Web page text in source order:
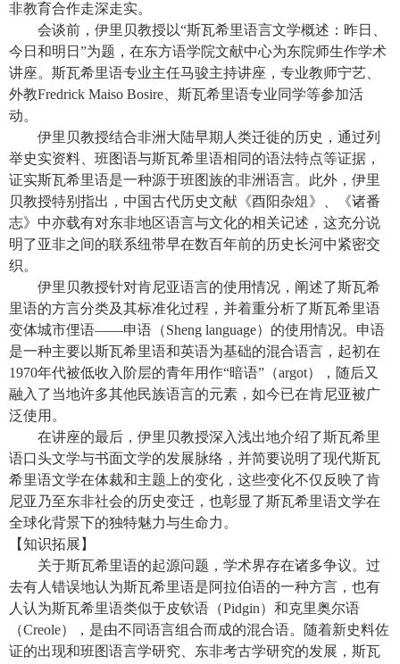
非教育合作走深走实。
会谈前，伊里贝教授以“斯瓦希里语言文学概述：昨日、
今日和明日”为题，在东方语学院文献中心为东院师生作学术
讲座。斯瓦希里语专业主任马骏主持讲座，专业教师宁艺、
外教Fredrick Maiso Bosire 、斯瓦希里语专业同学等参加活
动。
伊里贝教授结合非洲大陆早期人类迁徙的历史，通过列
举史实资料、班图语与斯瓦希里语相同的语法特点等证据，
证实斯瓦希里语是一种源于班图族的非洲语言。此外，伊里
贝教授特别指出，中国古代历史文献《酉阳杂俎》、《诸番
志》中亦载有对东非地区语言与文化的相关记述，这充分说
明了亚非之间的联系纽带早在数百年前的历史长河中紧密交
织。
伊里贝教授针对肯尼亚语言的使用情况，阐述了斯瓦希
里语的方言分类及其标准化过程，并着重分析了斯瓦希里语
变体城市俚语——申语（Sheng language）的使用情况。申语
是一种主要以斯瓦希里语和英语为基础的混合语言，起初在
1970年代被低收入阶层的青年用作“暗语”（argot），随后又
融入了当地许多其他民族语言的元素，如今已在肯尼亚被广
泛使用。
在讲座的最后，伊里贝教授深入浅出地介绍了斯瓦希里
语口头文学与书面文学的发展脉络，并简要说明了现代斯瓦
希里语文学在体裁和主题上的变化，这些变化不仅反映了肯
尼亚乃至东非社会的历史变迁，也彰显了斯瓦希里语文学在
全球化背景下的独特魅力与生命力。
【知识拓展】
关于斯瓦希里语的起源问题，学术界存在诸多争议。过
去有人错误地认为斯瓦希里语是阿拉伯语的一种方言，也有
人认为斯瓦希里语类似于皮钦语（Pidgin）和克里奥尔语
（Creole），是由不同语言组合而成的混合语。随着新史料佐
证的出现和班图语言学研究、东非考古学研究的发展，斯瓦